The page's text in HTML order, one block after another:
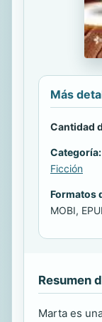
Más
Cantidad
Categoría:
Ficción
Formatos
MOBI,
Resumen
Marta es